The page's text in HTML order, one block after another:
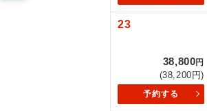
23
38,800円
(38,200円)
予約する